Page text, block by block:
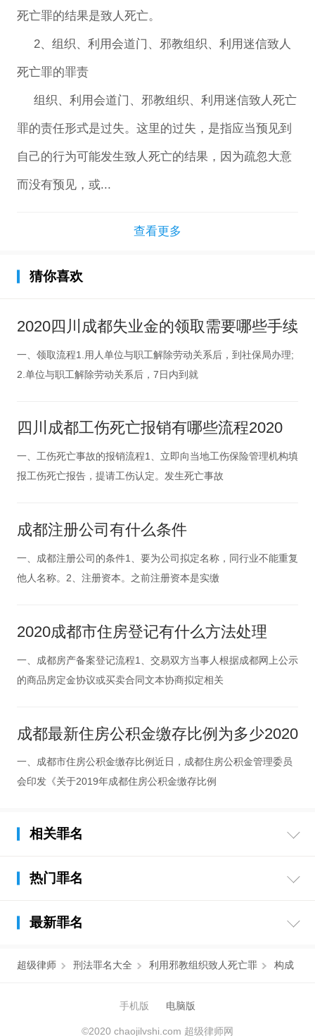
死亡罪的结果是致人死亡。
2、组织、利用会道门、邪教组织、利用迷信致人
死亡罪的罪责
组织、利用会道门、邪教组织、利用迷信致人死亡
罪的责任形式是过失。这里的过失，是指应当预见到
自己的行为可能发生致人死亡的结果，因为疏忽大意
而没有预见，或...
查看更多
猜你喜欢
2020四川成都失业金的领取需要哪些手续
一、领取流程1.用人单位与职工解除劳动关系后，到社保局办理;
2.单位与职工解除劳动关系后，7日内到就
四川成都工伤死亡报销有哪些流程2020
一、工伤死亡事故的报销流程1、立即向当地工伤保险管理机构填
报工伤死亡报告，提请工伤认定。发生死亡事故
成都注册公司有什么条件
一、成都注册公司的条件1、要为公司拟定名称，同行业不能重复
他人名称。2、注册资本。之前注册资本是实缴
2020成都市住房登记有什么方法处理
一、成都房产备案登记流程1、交易双方当事人根据成都网上公示
的商品房定金协议或买卖合同文本协商拟定相关
成都最新住房公积金缴存比例为多少2020
一、成都市住房公积金缴存比例近日，成都住房公积金管理委员
会印发《关于2019年成都住房公积金缴存比例
相关罪名
热门罪名
最新罪名
超级律师 刑法罪名大全 利用邪教组织致人死亡罪 构成
手机版 电脑版
©2020 chaojilvshi.com 超级律师网